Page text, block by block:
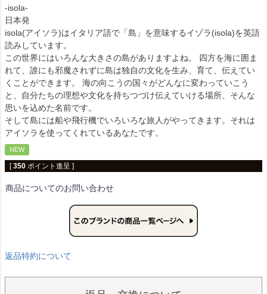
-isola-
日本発
isola(アイソラ)はイタリア語で「島」を意味するイゾラ(isola)を英語
読みしています。
この世界にはいろんな大きさの島がありますよね。 四方を海に囲ま
れて、誰にも邪魔されずに島は独自の文化を生み、育て、伝えてい
くことができます。 海の向こうの国々がどんなに変わっていこう
と、自分たちの理想や文化を持ちつづけ伝えていける場所、そんな
思いを込めた名前です。
そして島には船や飛行機でいろいろな旅人がやってきます。それは
アイソラを使ってくれているあなたです。
NEW
[ 350 ポイント進呈 ]
商品についてのお問い合わせ
返品特約について